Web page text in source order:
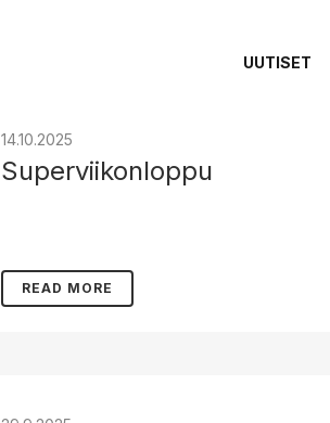
UUTISET
14.10.2025
Superviikonloppu
READ MORE